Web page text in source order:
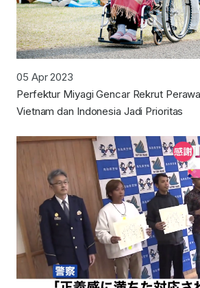
05 Apr 2023
Perfektur Miyagi Gencar Rekrut
Vietnam dan Indonesia Jadi Prioritas